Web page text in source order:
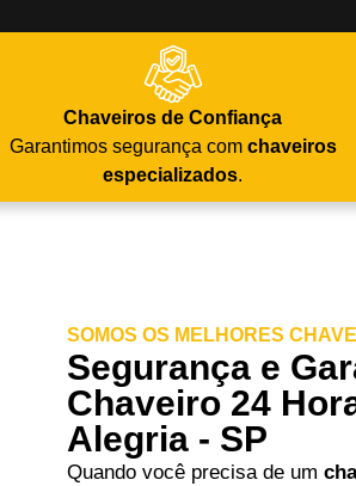
Chaveiros de Confiança
Garantimos segurança com chaveiros
especializados.
SOMOS OS MELHORES
Segurança e
Chaveiro 24
Alegria - SP
Quando você precisa de um